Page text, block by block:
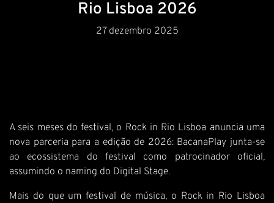
Rio Lisboa 2026
27 dezembro 2025
A seis meses do festival, o Rock in Rio Lisboa anuncia uma
nova parceria para a edição de 2026: BacanaPlay junta-se
ao ecossistema do festival como patrocinador oficial,
assumindo o naming do Digital Stage.
Mais do que um festival de música, o Rock in Rio Lisboa